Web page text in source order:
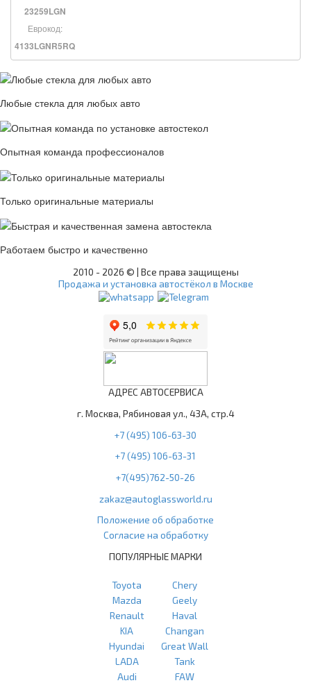
23259LGN
Еврокод:
4133LGNR5RQ
Любые стекла для любых авто
Опытная команда профессионалов
Только оригинальные материалы
Работаем быстро и качественно
2010 - 2026 © | Все права защищены
Продажа и установка автостёкол в Москве
АДРЕС АВТОСЕРВИСА
г. Москва, Рябиновая ул., 43А, стр.4
+7 (495) 106-63-30
+7 (495) 106-63-31
+7(495)762-50-26
zakaz@autoglassworld.ru
Положение об обработке
Согласие на обработку
ПОПУЛЯРНЫЕ МАРКИ
Toyota
Mazda
Renault
KIA
Hyundai
LADA
Audi
Chery
Geely
Haval
Changan
Great Wall
Tank
FAW